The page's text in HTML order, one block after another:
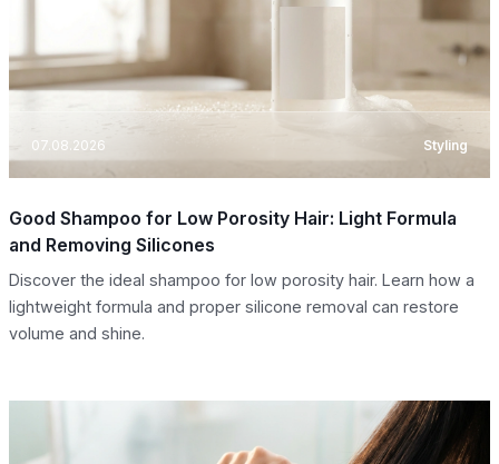
07.08.2026 Styling
Good Shampoo for Low Porosity Hair: Light Formula
and Removing Silicones
Discover the ideal shampoo for low porosity hair. Learn how a
lightweight formula and proper silicone removal can restore
volume and shine.